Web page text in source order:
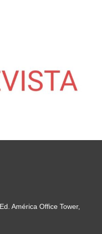
América Office Tower,